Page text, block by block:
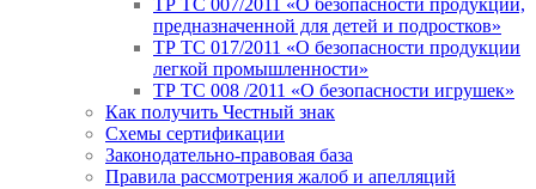
ТР ТС 007/2011 «О безопасности продукции,
предназначенной для детей и подростков»
ТР ТС 017/2011 «О безопасности продукции
легкой промышленности»
ТР ТС 008 /2011 «О безопасности игрушек»
Как получить Честный знак
Схемы сертификации
Законодательно-правовая база
Правила рассмотрения жалоб и апелляций